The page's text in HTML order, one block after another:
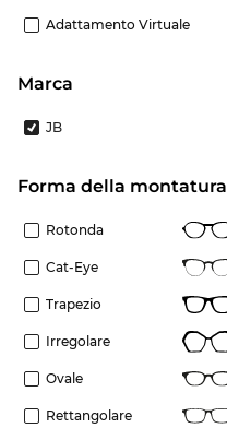
Adattamento Virtuale
Marca
JB
forma della montatura
Rotonda
Cat-Eye
Trapezio
Irregolare
Ovale
Rettangolare